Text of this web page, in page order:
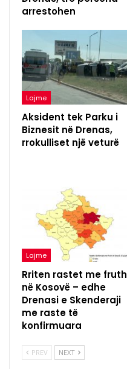
arrestohen
Lajme
Aksident tek Parku i
Biznesit në Drenas,
rrokulliset një veturë
Lajme
Rriten rastet me fruth
në Kosovë – edhe
Drenasi e Skenderaji
me raste të
konfirmuara
PREV NEXT